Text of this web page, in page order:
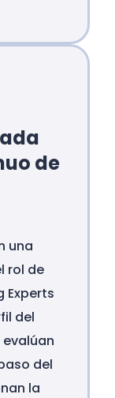
de
una
rol de
Experts
del
del
la